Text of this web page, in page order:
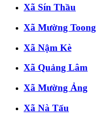
Xã Sín Thầu
Xã Mường Toong
Xã Nậm Kè
Xã Quảng Lâm
Xã Mường Ảng
Xã Nà Tấu